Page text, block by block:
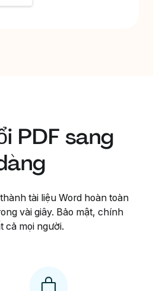
PDF sang
tài liệu Word hoàn toàn
vài giây. Bảo mật, chính
cả mọi người.